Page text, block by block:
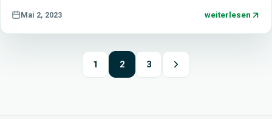
Mai 2, 2023 weiterlesen
1 2 3